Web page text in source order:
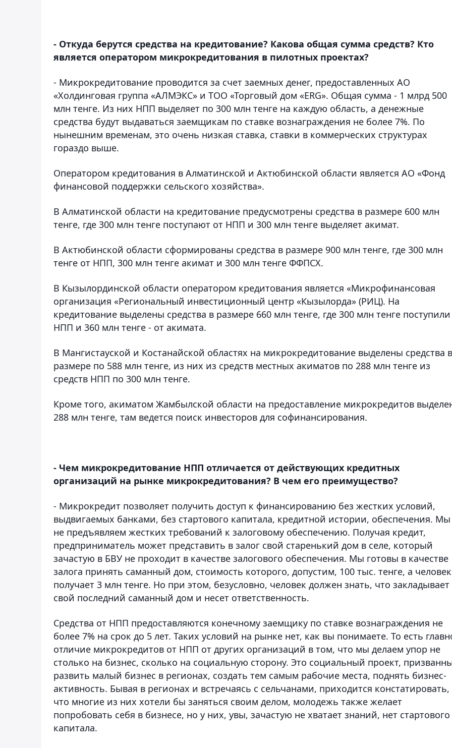
- Откуда берутся средства на кредитование? Какова общая сумма средств? Кто
является оператором микрокредитования в пилотных проектах?
- Микрокредитование проводится за счет заемных денег, предоставленных АО
«Холдинговая группа «АЛМЭКС» и ТОО «Торговый дом «ERG». Общая сумма - 1 млрд 500
млн тенге. Из них НПП выделяет по 300 млн тенге на каждую область, а денежные
средства будут выдаваться заемщикам по ставке вознаграждения не более 7%. По
нынешним временам, это очень низкая ставка, ставки в коммерческих структурах
гораздо выше.
Оператором кредитования в Алматинской и Актюбинской области является АО «Фонд
финансовой поддержки сельского хозяйства».
В Алматинской области на кредитование предусмотрены средства в размере 600 млн
тенге, где 300 млн тенге поступают от НПП и 300 млн тенге выделяет акимат.
В Актюбинской области сформированы средства в размере 900 млн тенге, где 300 млн
тенге от НПП, 300 млн тенге акимат и 300 млн тенге ФФПСХ.
В Кызылординской области оператором кредитования является «Микрофинансовая
организация «Региональный инвестиционный центр «Кызылорда» (РИЦ). На
кредитование выделены средства в размере 660 млн тенге, где 300 млн тенге
НПП и 360 млн тенге - от акимата.
В Мангистауской и Костанайской областях на микрокредитование выделены средства в
размере по 588 млн тенге, из них из средств местных акиматов по 288 млн тенге из
средств НПП по 300 млн тенге.
Кроме того, акиматом Жамбылской области на предоставление микрокредитов
288 млн тенге, там ведется поиск инвесторов для софинансирования.
- Чем микрокредитование НПП отличается от действующих кредитных
организаций на рынке микрокредитования? В чем его преимущество?
- Микрокредит позволяет получить доступ к финансированию без жестких условий,
выдвигаемых банками, без стартового капитала, кредитной истории, обеспечения. Мы
не предъявляем жестких требований к залоговому обеспечению. Получая кредит,
предприниматель может представить в залог свой старенький дом в селе, который
зачастую в БВУ не проходит в качестве залогового обеспечения. Мы готовы в качестве
залога принять саманный дом, стоимость которого, допустим, 100 тыс. тенге, а человек
получает 3 млн тенге. Но при этом, безусловно, человек должен знать, что закладывает
свой последний саманный дом и несет ответственность.
Средства от НПП предоставляются конечному заемщику по ставке вознаграждения не
более 7% на срок до 5 лет. Таких условий на рынке нет, как вы понимаете. То есть
отличие микрокредитов от НПП от других организаций в том, что мы делаем упор не
столько на бизнес, сколько на социальную сторону. Это социальный проект,
развить малый бизнес в регионах, создать тем самым рабочие места, поднять бизнес-
активность. Бывая в регионах и встречаясь с сельчанами, приходится констатировать,
что многие из них хотели бы заняться своим делом, молодежь также желает
попробовать себя в бизнесе, но у них, увы, зачастую не хватает знаний, нет стартового
капитала.